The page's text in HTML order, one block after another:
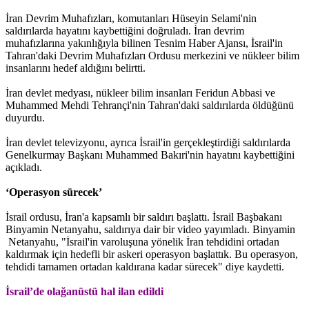
İran Devrim Muhafızları, komutanları Hüseyin Selami'nin
saldırılarda hayatını kaybettiğini doğruladı. İran devrim
muhafızlarına yakınlığıyla bilinen Tesnim Haber Ajansı, İsrail'in
Tahran'daki Devrim Muhafızları Ordusu merkezini ve nükleer bilim
insanlarını hedef aldığını belirtti.
İran devlet medyası, nükleer bilim insanları Feridun Abbasi ve
Muhammed Mehdi Tehrançi'nin Tahran'daki saldırılarda öldüğünü
duyurdu.
İran devlet televizyonu, ayrıca İsrail'in gerçekleştirdiği saldırılarda
Genelkurmay Başkanı Muhammed Bakıri'nin hayatını kaybettiğini
açıkladı.
‘Operasyon sürecek’
İsrail ordusu, İran'a kapsamlı bir saldırı başlattı. İsrail Başbakanı
Binyamin Netanyahu, saldırıya dair bir video yayımladı. Binyamin
Netanyahu, "İsrail'in varoluşuna yönelik İran tehdidini ortadan
kaldırmak için hedefli bir askeri operasyon başlattık. Bu operasyon,
tehdidi tamamen ortadan kaldırana kadar sürecek" diye kaydetti.
İsrail’de olağanüstü hal ilan edildi